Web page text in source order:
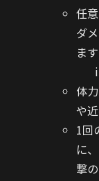
任
ダ
ます
体
や
1回
に
撃